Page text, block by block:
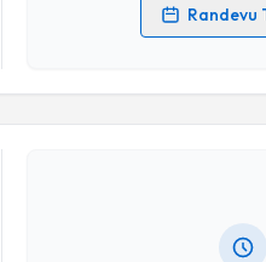
Randevu
Kişisel verilerimin işlenmesine
işlenmesini kabul ediyorum.
Randevu Takvimi Talebi
Psk. Meliha Nur Yıldız